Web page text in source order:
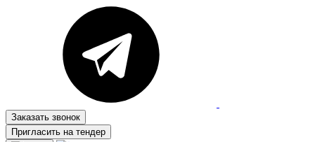
Заказать звонок
Пригласить на тендер